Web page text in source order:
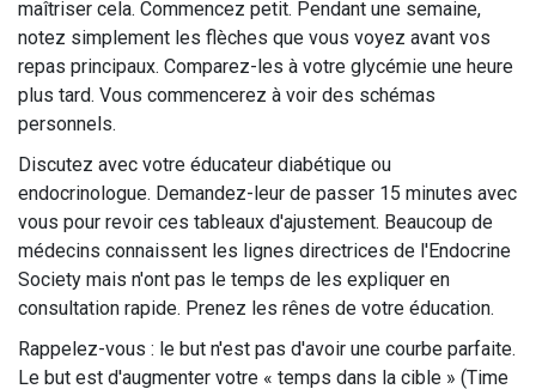
maîtriser cela. Commencez petit. Pendant une semaine,
notez simplement les flèches que vous voyez avant vos
repas principaux. Comparez-les à votre glycémie une heure
plus tard. Vous commencerez à voir des schémas
personnels.
Discutez avec votre éducateur diabétique ou
endocrinologue. Demandez-leur de passer 15 minutes avec
vous pour revoir ces tableaux d'ajustement. Beaucoup de
médecins connaissent les lignes directrices de l'Endocrine
Society mais n'ont pas le temps de les expliquer en
consultation rapide. Prenez les rênes de votre éducation.
Rappelez-vous : le but n'est pas d'avoir une courbe parfaite.
Le but est d'augmenter votre « temps dans la cible » (Time